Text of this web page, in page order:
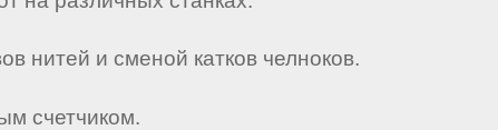
нитей и сменой катков челноков.
счетчиком.